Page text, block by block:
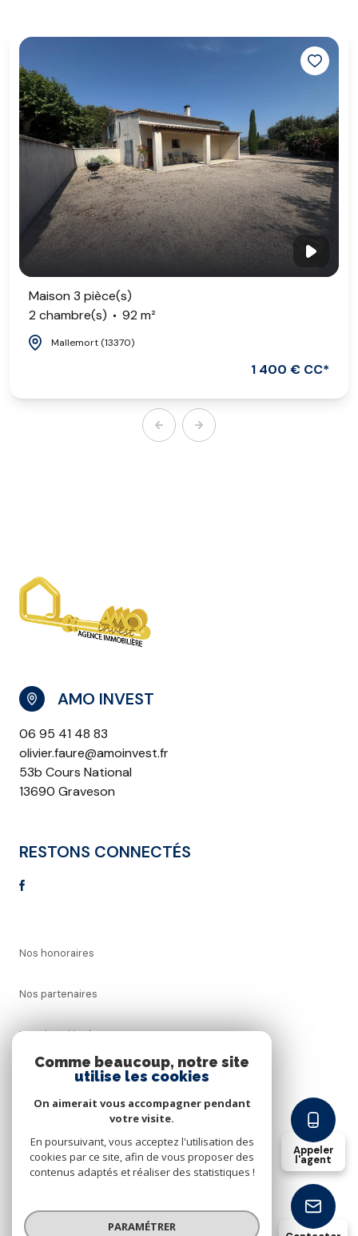
Appeler
l'agent
Maison 3 pièce(s)
2 chambre(s)
92 m²
Mallemort (13370)
1 400 € CC*
AMO INVEST
06 95 41 48 83
olivier.faure@amoinvest.fr
53b Cours National
13690 Graveson
RESTONS CONNECTÉS
Nos honoraires
Nos partenaires
Mentions légales
Cookies
© 2026 | Tous droits réservés
Comme beaucoup, notre site
utilise les cookies
On aimerait vous accompagner pendant
votre visite.
En poursuivant, vous acceptez l'utilisation des
cookies par ce site, afin de vous proposer des
contenus adaptés et réaliser des statistiques !
PARAMÉTRER